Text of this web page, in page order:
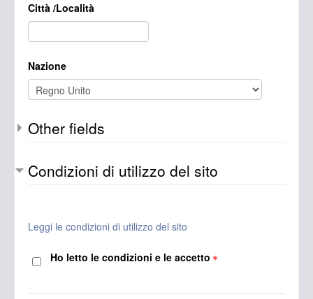
Città /Località
Nazione
Other fields
Condizioni di utilizzo del sito
Leggi le condizioni di utilizzo del sito
Ho letto le condizioni e le accetto